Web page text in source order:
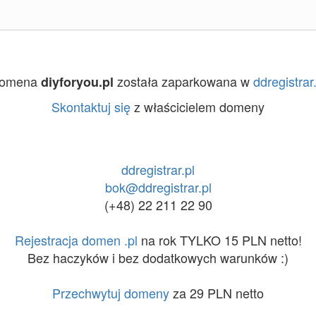
diyforyou.pl została zaparkowana w
Skontaktuj sięz właścicielem domeny
ddregistrar.pl
bok@ddregistrar.pl
(+48) 22 211 22 90
Rejestracja domen .pl na rok TYLKO 15 PLN netto!
Bez haczyków i bez dodatkowych warunków :)
Przechwytuj domenyza 29 PLN netto